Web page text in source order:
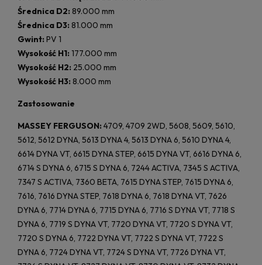
Średnica D2: 89.000 mm
Średnica D3: 81.000 mm
Gwint: PV 1
Wysokość H1: 177.000 mm
Wysokość H2: 25.000 mm
Wysokość H3: 8.000 mm
Zastosowanie
MASSEY FERGUSON: 4709, 4709 2WD, 5608, 5609, 5610,
5612, 5612 DYNA, 5613 DYNA 4, 5613 DYNA 6, 5610 DYNA 4,
6614 DYNA VT, 6615 DYNA STEP, 6615 DYNA VT, 6616 DYNA 6,
6714 S DYNA 6, 6715 S DYNA 6, 7244 ACTIVA, 7345 S ACTIVA,
7347 S ACTIVA, 7360 BETA, 7615 DYNA STEP, 7615 DYNA 6,
7616, 7616 DYNA STEP, 7618 DYNA 6, 7618 DYNA VT, 7626
DYNA 6, 7714 DYNA 6, 7715 DYNA 6, 7716 S DYNA VT, 7718 S
DYNA 6, 7719 S DYNA VT, 7720 DYNA VT, 7720 S DYNA VT,
7720 S DYNA 6, 7722 DYNA VT, 7722 S DYNA VT, 7722 S
DYNA 6, 7724 DYNA VT, 7724 S DYNA VT, 7726 DYNA VT,